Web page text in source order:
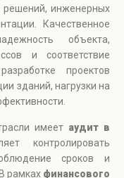
решений, инженерных
Качественное
объекта,
и соответствие
проектов
зданий, нагрузки на
имеет аудит в
контролировать
сроков и
рамках финансового